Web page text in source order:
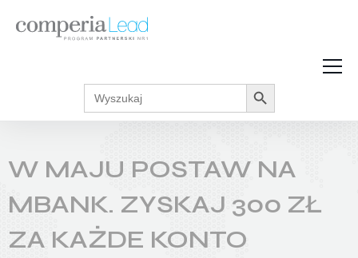
Strefa Wiedzy
Akcje promocyjne
Regulaminy
Search
for:
Search Button
W MAJU POSTAW NA
MBANK. ZYSKAJ 300 ZŁ
ZA KAŻDE KONTO